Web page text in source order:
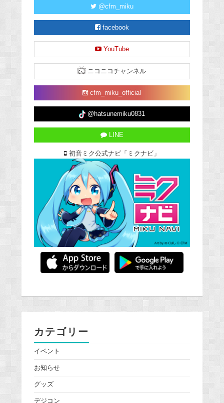
@cfm_miku
facebook
YouTube
ニコニコチャンネル
cfm_miku_official
@hatsunemiku0831
LINE
初音ミク公式ナビ「ミクナビ」
カテゴリー
イベント
お知らせ
グッズ
デジコン